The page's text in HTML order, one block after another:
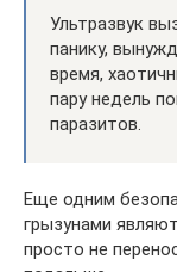
Ультразвук
панику,
время,
пару недель
паразитов.
Еще одним
грызунами
просто не